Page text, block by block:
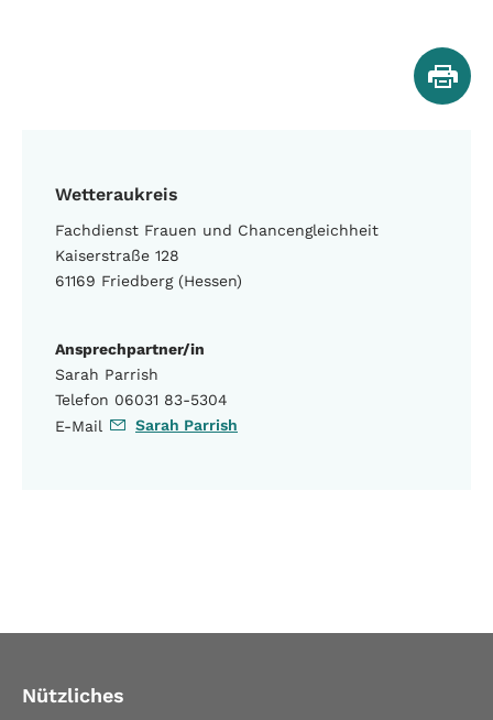
Wetteraukreis
Fachdienst Frauen und Chancengleichheit
Kaiserstraße 128
61169 Friedberg (Hessen)
Ansprechpartner/in
Sarah Parrish
Telefon 06031 83-5304
E-Mail
Sarah Parrish
Nützliches